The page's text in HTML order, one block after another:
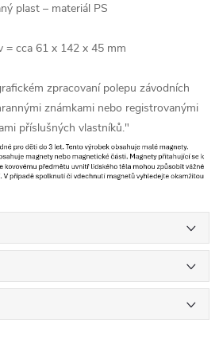
plast – materiál PS
= cca 61 x 142 x 45 mm
zpracovaní polepu závodních
známkami nebo registrovanými
příslušných vlastníků."